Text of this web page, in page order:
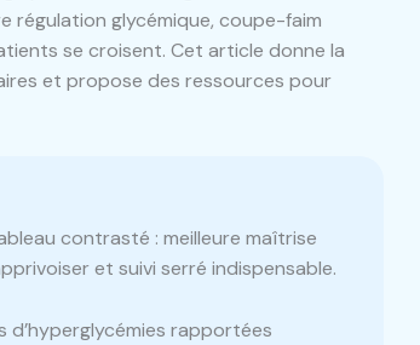
régulation glycémique, coupe-faim
se croisent. Cet article donne la
et propose des ressources pour
contrasté : meilleure maîtrise
et suivi serré indispensable.
rapportées